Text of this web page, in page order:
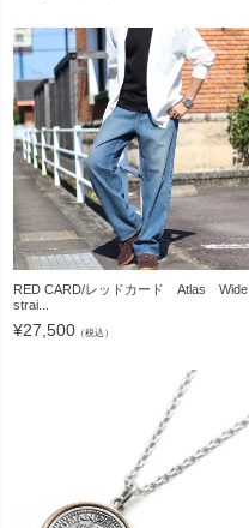
RED CARD/レッドカード Atlas Wide
strai...
¥27,500 （税込）